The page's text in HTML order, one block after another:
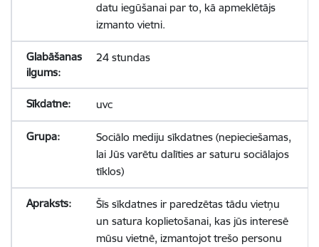
datu iegūšanai par to, kā apmeklētājs
izmanto vietni.
24 stundas
uvc
Sociālo mediju sīkdatnes (nepieciešamas,
lai Jūs varētu dalīties ar saturu sociālajos
tīklos)
Šīs sīkdatnes ir paredzētas tādu vietņu
un satura koplietošanai, kas jūs interesē
mūsu vietnē, izmantojot trešo personu